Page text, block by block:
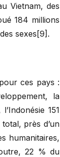
Vietnam, des
184 millions
sexes[9].
ces pays :
la
151
près d’un
humanitaires,
22 % du